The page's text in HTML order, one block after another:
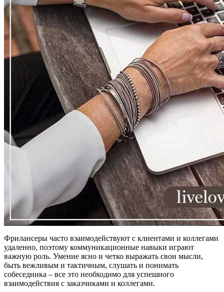
Фрилансеры часто взаимодействуют с клиентами и коллегами
удаленно, поэтому коммуникационные навыки играют
важную роль. Умение ясно и четко выражать свои мысли,
быть вежливым и тактичным, слушать и понимать
собеседника – все это необходимо для успешного
взаимодействия с заказчиками и коллегами.